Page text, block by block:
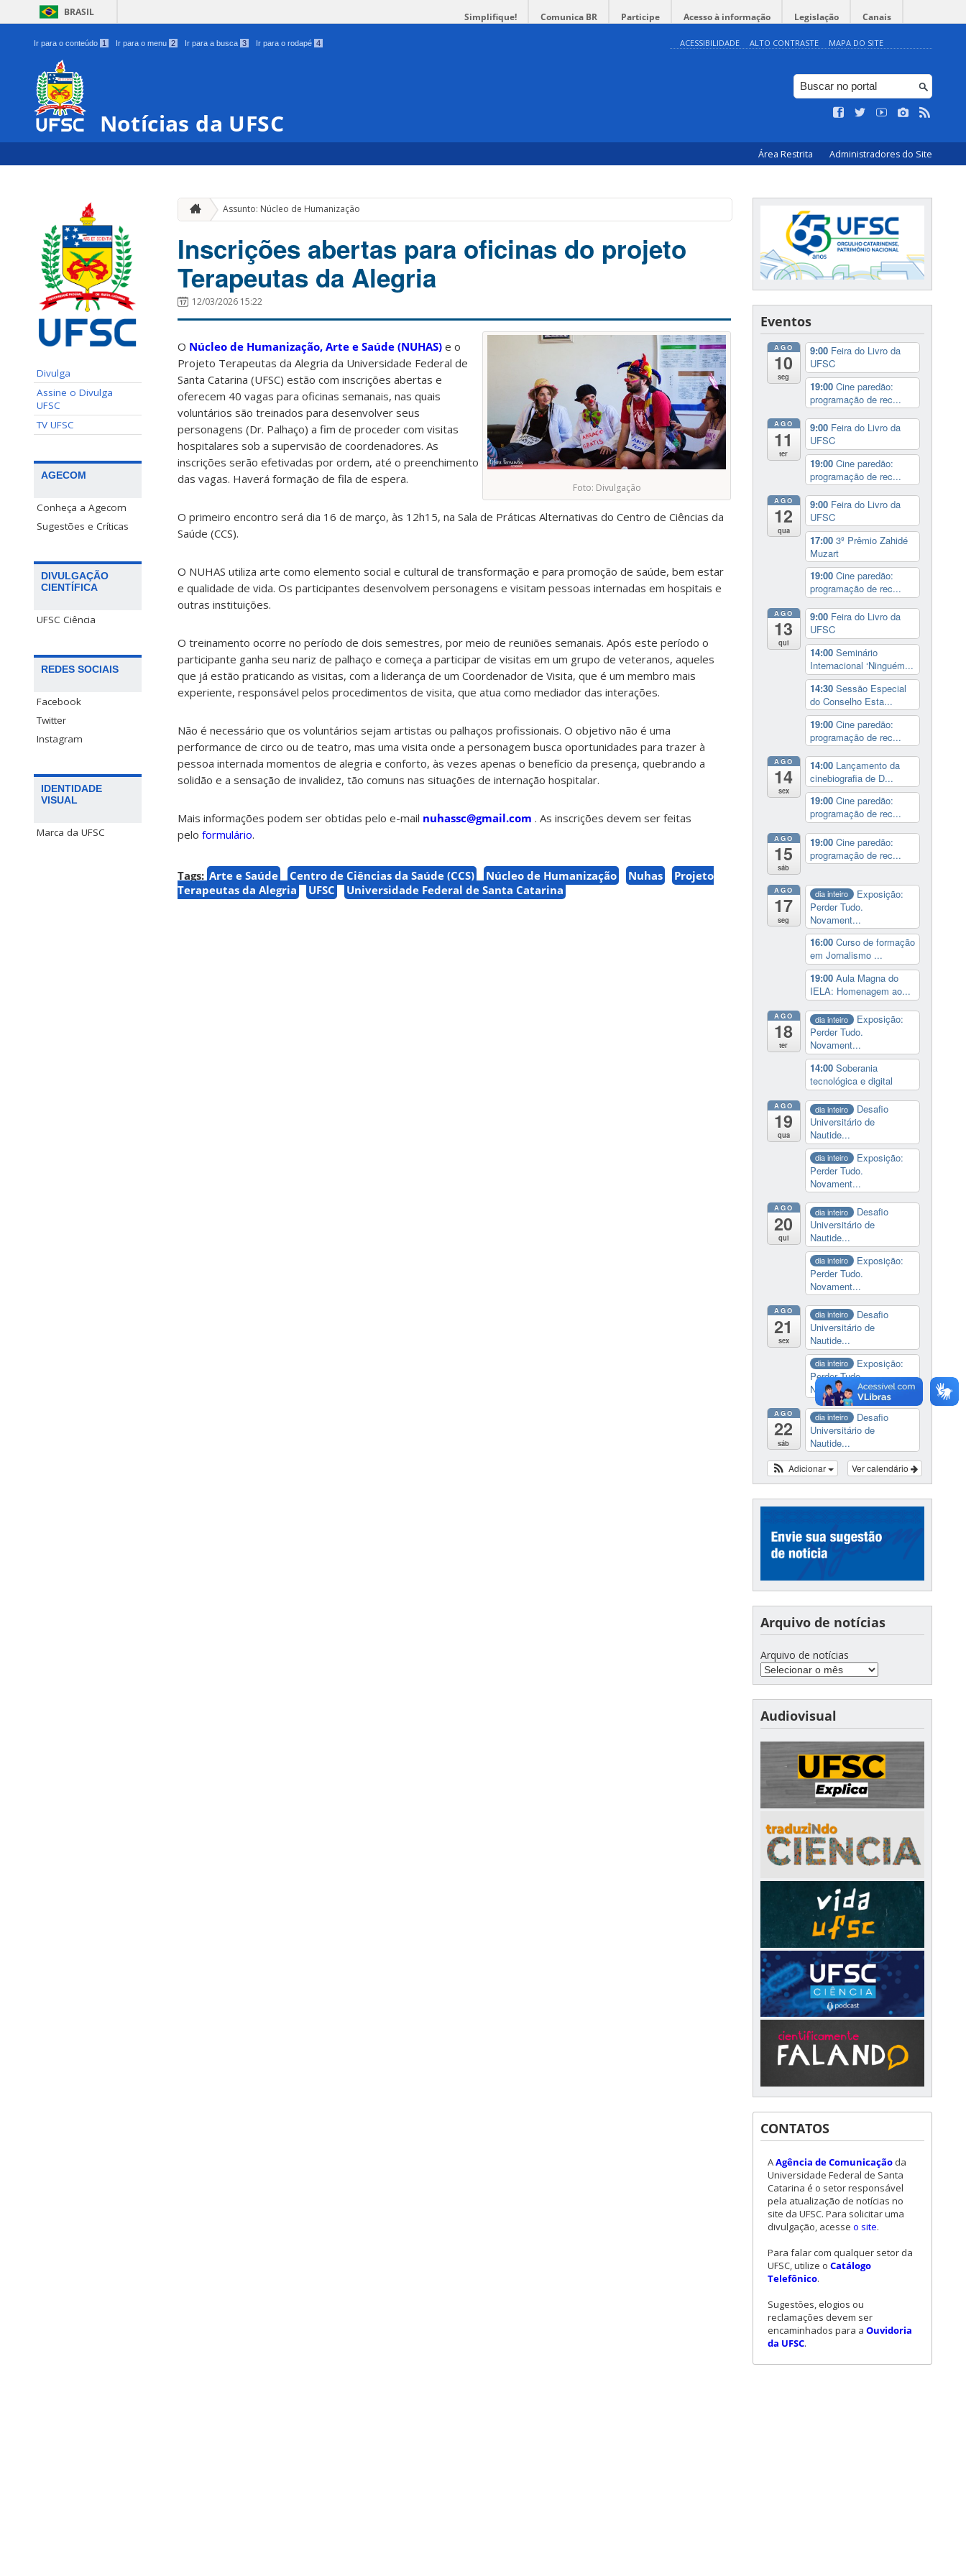
BRASIL Simplifique! Comunica BR Participe Acesso à informação Legislação Canais
Ir para o conteúdo 1 Ir para o menu 2 Ir para a busca 3 Ir para o rodapé 4 ACESSIBILIDADE ALTO CONTRASTE MAPA DO SITE
Notícias da UFSC
Área Restrita Administradores do Site
Divulga
Assine o Divulga
UFSC
TV UFSC
AGECOM
Conheça a Agecom
Sugestões e Críticas
DIVULGAÇÃO
CIENTÍFICA
UFSC Ciência
REDES SOCIAIS
Facebook
Twitter
Instagram
IDENTIDADE
VISUAL
Marca da UFSC
Assunto: Núcleo de Humanização
Inscrições abertas para oficinas do projeto
Terapeutas da Alegria
12/03/2026 15:22
Foto: Divulgação
O Núcleo de Humanização, Arte e Saúde (NUHAS) e o
Projeto Terapeutas da Alegria da Universidade Federal de
Santa Catarina (UFSC) estão com inscrições abertas e
oferecem 40 vagas para oficinas semanais, nas quais
voluntários são treinados para desenvolver seus
personagens (Dr. Palhaço) a fim de proceder com visitas
hospitalares sob a supervisão de coordenadores. As
inscrições serão efetivadas por ordem, até o preenchimento
das vagas. Haverá formação de fila de espera.
O primeiro encontro será dia 16 de março, às 12h15, na Sala de Práticas Alternativas do Centro de Ciências da
Saúde (CCS).
O NUHAS utiliza arte como elemento social e cultural de transformação e para promoção de saúde, bem estar
e qualidade de vida. Os participantes desenvolvem personagens e visitam pessoas internadas em hospitais e
outras instituições.
O treinamento ocorre no período de dois semestres, por meio de reuniões semanais. Após este período o
participante ganha seu nariz de palhaço e começa a participar de visitas em um grupo de veteranos, aqueles
que já estão praticando as visitas, com a liderança de um Coordenador de Visita, que é um membro mais
experiente, responsável pelos procedimentos de visita, que atua como mediador das interações.
Não é necessário que os voluntários sejam artistas ou palhaços profissionais. O objetivo não é uma
performance de circo ou de teatro, mas uma visita onde a personagem busca oportunidades para trazer à
pessoa internada momentos de alegria e conforto, às vezes apenas o benefício da presença, quebrando a
solidão e a sensação de invalidez, tão comuns nas situações de internação hospitalar.
Mais informações podem ser obtidas pelo e-mail nuhassc@gmail.com . As inscrições devem ser feitas
pelo formulário.
Tags: Arte e Saúde Centro de Ciências da Saúde (CCS) Núcleo de Humanização Nuhas
Projeto
Terapeutas da Alegria
UFSC Universidade Federal de Santa Catarina
Eventos
AGO
10
seg
9:00 Feira do Livro da
UFSC
19:00 Cine paredão:
programação de rec...
AGO
11
ter
9:00 Feira do Livro da
UFSC
19:00 Cine paredão:
programação de rec...
AGO
12
qua
9:00 Feira do Livro da
UFSC
17:00 3º Prêmio Zahidé
Muzart
19:00 Cine paredão:
programação de rec...
AGO
13
qui
9:00 Feira do Livro da
UFSC
14:00 Seminário
Internacional ‘Ninguém...
14:30 Sessão Especial
do Conselho Esta...
19:00 Cine paredão:
programação de rec...
AGO
14
sex
14:00 Lançamento da
cinebiografia de D...
19:00 Cine paredão:
programação de rec...
AGO
15
sáb
19:00 Cine paredão:
programação de rec...
AGO
17
seg
dia inteiro
Exposição:
Perder Tudo.
Novament...
16:00 Curso de formação
em Jornalismo ...
19:00 Aula Magna do
IELA: Homenagem ao...
AGO
18
ter
dia inteiro
Exposição:
Perder Tudo.
Novament...
14:00 Soberania
tecnológica e digital
AGO
19
qua
dia inteiro
Desafio
Universitário de
Nautide...
dia inteiro
Exposição:
Perder Tudo.
Novament...
AGO
20
qui
dia inteiro
Desafio
Universitário de
Nautide...
dia inteiro
Exposição:
Perder Tudo.
Novament...
AGO
21
sex
dia inteiro
Desafio
Universitário de
Nautide...
dia inteiro
Exposição:
Perder Tudo.
Novament...
AGO
22
sáb
dia inteiro
Desafio
Universitário de
Nautide...
Ver calendário
Adicionar
Arquivo de notícias
Arquivo de notícias
Audiovisual
CONTATOS
AAgência de Comunicação da
Universidade Federal de Santa
Catarina é o setor responsável
pela atualização de notícias no
site da UFSC. Para solicitar uma
divulgação, acesse o site.
Para falar com qualquer setor da
UFSC, utilize o Catálogo
Telefônico.
Sugestões, elogios ou
reclamações devem ser
encaminhados para a Ouvidoria
da UFSC.